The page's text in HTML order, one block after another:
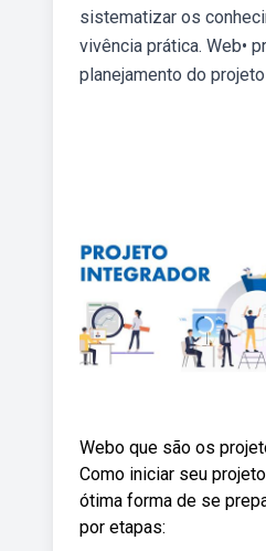
sistematizar os
vivência prática. Web•
planejamento do
Webo que são os
Como iniciar seu
ótima forma de se
por etapas: